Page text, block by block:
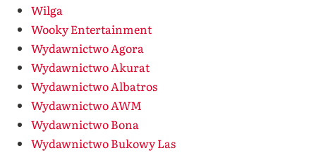
Wilga
Wooky Entertainment
Wydawnictwo Agora
Wydawnictwo Akurat
Wydawnictwo Albatros
Wydawnictwo AWM
Wydawnictwo Bona
Wydawnictwo Bukowy Las